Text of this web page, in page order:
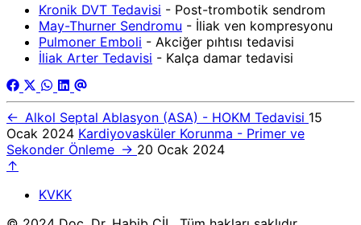
Kronik DVT Tedavisi - Post-trombotik sendrom
May-Thurner Sendromu - İliak ven kompresyonu
Pulmoner Emboli - Akciğer pıhtısı tedavisi
İliak Arter Tedavisi - Kalça damar tedavisi
← Alkol Septal Ablasyon (ASA) - HOKM Tedavisi 15
Ocak 2024 Kardiyovasküler Korunma - Primer ve
Sekonder Önleme → 20 Ocak 2024
↑
KVKK